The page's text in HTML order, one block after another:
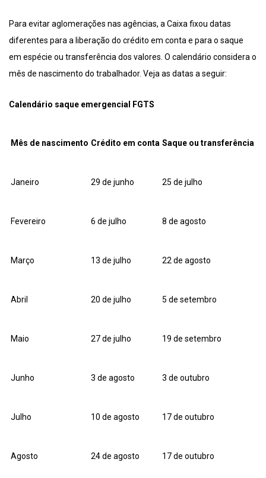
Para evitar aglomerações nas agências, a Caixa fixou datas
diferentes para a liberação do crédito em conta e para o saque
em espécie ou transferência dos valores. O calendário considera o
mês de nascimento do trabalhador. Veja as datas a seguir:
Calendário saque emergencial FGTS
Mês de nascimento Crédito em conta Saque ou transferência
Janeiro 29 de junho 25 de julho
Fevereiro 6 de julho 8 de agosto
Março 13 de julho 22 de agosto
Abril 20 de julho 5 de setembro
Maio 27 de julho 19 de setembro
Junho 3 de agosto 3 de outubro
Julho 10 de agosto 17 de outubro
Agosto 24 de agosto 17 de outubro